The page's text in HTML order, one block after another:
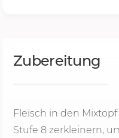
Zubereitung
Fleisch in den
Stufe 8 zerkleinern,